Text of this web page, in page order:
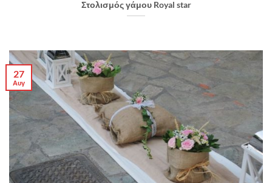
Στολισμός γάμου Royal star
27
Αυγ